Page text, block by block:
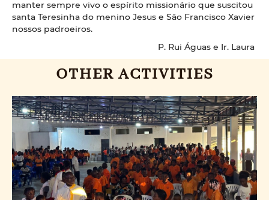
manter sempre vivo o espírito missionário que suscitou
santa Teresinha do menino Jesus e São Francisco Xavier
nossos padroeiros.
P. Rui Águas e Ir. Laura
OTHER ACTIVITIES